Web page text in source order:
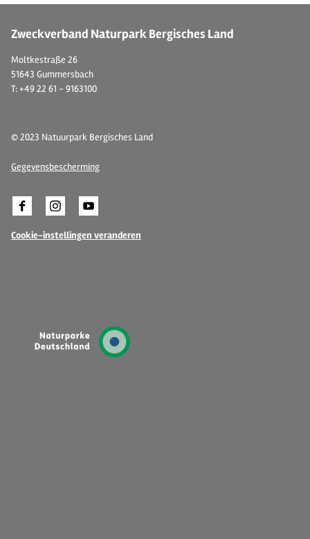
Zweckverband Naturpark Bergisches Land
Moltkestraße 26
51643 Gummersbach
T: +49 22 61 - 9163100
© 2023 Natuurpark Bergisches Land
Gegevensbescherming
Cookie-instellingen veranderen